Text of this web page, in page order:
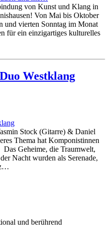
von Kunst und Klang in
Von Mai bis Oktober
und vierten Sonntag im Monat
für ein einzigartiges kulturelles
Westklang
Stock (Gitarre) & Daniel
Thema hat Komponistinnen
Geheime, die Traumwelt,
Nacht wurden als Serenade,
und berührend